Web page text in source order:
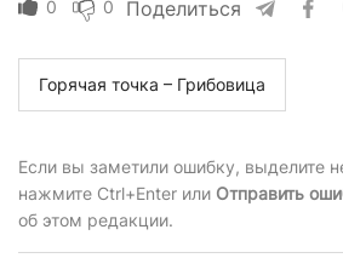
0 0 Поделиться
Горячая точка – Грибовица
Если вы заметили ошибку, выделите
нажмите Ctrl+Enter или Отправить
об этом редакции.